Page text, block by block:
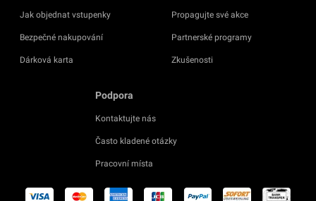
Jak objednat vstupenky
Bezpečné nakupování
Dárková karta
Propagujte své akce
Partnerské programy
Zkušenosti
Podpora
Kontaktujte nás
Často kladené otázky
Pracovní místa